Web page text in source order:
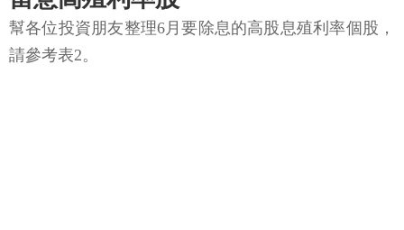
幫各位投資朋友整理6月要除息的高股息殖利率個股，
請參考表2。